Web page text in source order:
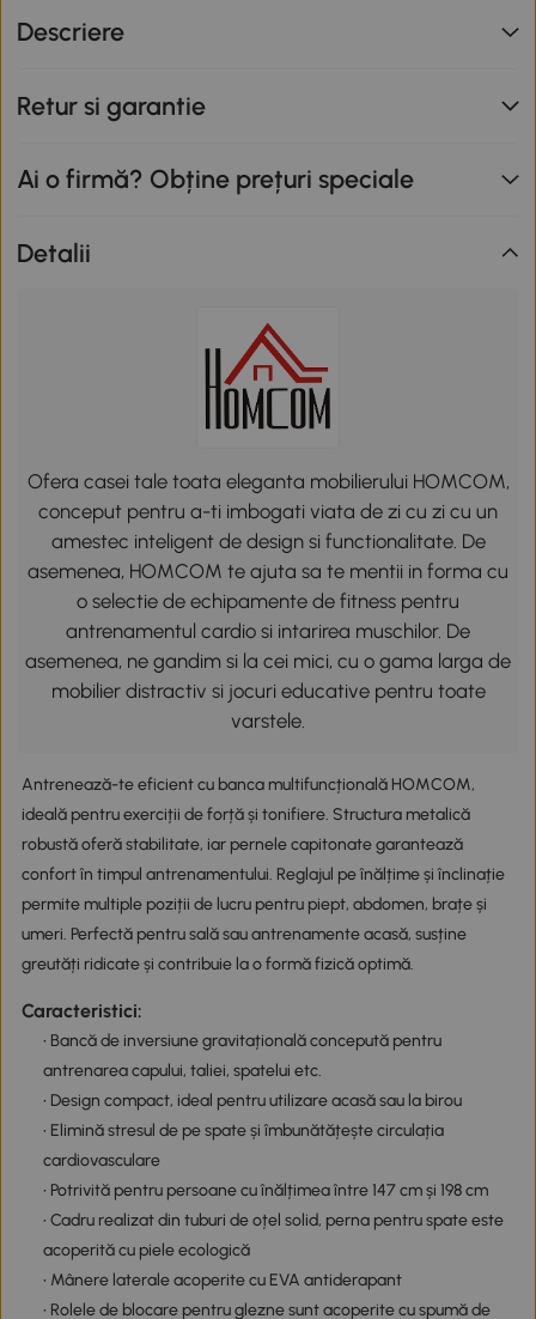
Descriere
Retur si garantie
Ai o firmă? Obține prețuri speciale
Detalii
Ofera casei tale toata eleganta mobilierului HOMCOM,
conceput pentru a-ti imbogati viata de zi cu zi cu un
amestec inteligent de design si functionalitate. De
asemenea, HOMCOM te ajuta sa te mentii in forma cu
o selectie de echipamente de fitness pentru
antrenamentul cardio si intarirea muschilor. De
asemenea, ne gandim si la cei mici, cu o gama larga de
mobilier distractiv si jocuri educative pentru toate
varstele.
Antrenează-te eficient cu banca multifuncțională HOMCOM,
ideală pentru exerciții de forță și tonifiere. Structura metalică
robustă oferă stabilitate, iar pernele capitonate garantează
confort în timpul antrenamentului. Reglajul pe înălțime și înclinație
permite multiple poziții de lucru pentru piept, abdomen, brațe și
umeri. Perfectă pentru sală sau antrenamente acasă, susține
greutăți ridicate și contribuie la o formă fizică optimă.
Caracteristici:
• Bancă de inversiune gravitațională concepută pentru
antrenarea capului, taliei, spatelui etc.
• Design compact, ideal pentru utilizare acasă sau la birou
• Elimină stresul de pe spate și îmbunătățește circulația
cardiovasculare
• Potrivită pentru persoane cu înălțimea între 147 cm și 198 cm
• Cadru realizat din tuburi de oțel solid, perna pentru spate este
acoperită cu piele ecologică
• Mânere laterale acoperite cu EVA antiderapant
• Rolele de blocare pentru glezne sunt acoperite cu spumă de